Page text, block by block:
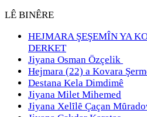
LÊ BINÊRE
HEJMARA ŞEŞEMÎN YA
DERKET
Jiyana Osman Özçelik
Hejmara (22) a Kovara
Destana Kela Dimdimê
Jiyana Milet Mihemed
Jiyana Xelȋlȇ Çaçan